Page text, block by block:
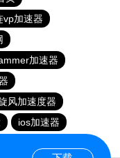
vp加速器
加速器
风加速度器
ios加速器